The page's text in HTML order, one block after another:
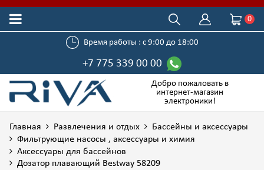
0
Время работы : с 9:00 до 18:00
+7 775 339 00 00
Добро пожаловать в
интернет-магазин
электроники!
Главная Развлечения и отдых
Бассейны и аксессуары
Фильтрующие насосы , аксессуары и химия
Аксессуары для бассейнов
Дозатор плавающий Bestway 58209